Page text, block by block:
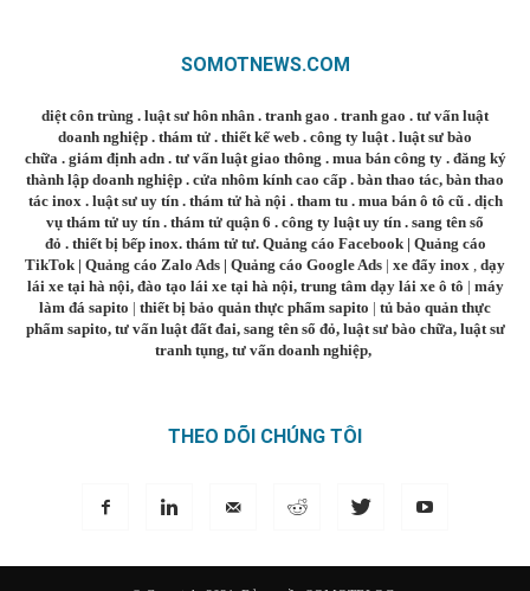
SOMOTNEWS.COM
diệt côn trùng . luật sư hôn nhân . tranh gao . tranh gao . tư vấn luật
doanh nghiệp . thám tử . thiết kế web . công ty luật . luật sư bào
chữa . giám định adn. tư vấn luật giao thông . mua bán công ty. đăng ký
thành lập doanh nghiệp . cửa nhôm kính cao cấp . bàn thao tác, bàn thao
tác inox . luật sư uy tín. thám tử hà nội . tham tu. mua bán ô tô cũ. dịch
vụ thám tử uy tín . thám tử quận 6 . công ty luật uy tín . sang tên sổ
đỏ . thiết bị bếp inox. thám tử tư. Quảng cáo Facebook| Quảng cáo
TikTok | Quảng cáo Zalo Ads | Quảng cáo Google Ads | xe đẩy inox
dạy
lái xe tại hà nội, đào tạo lái xe tại hà nội, trung tâm dạy lái xe ô tô | máy
làm đá sapito | thiết bị bảo quản thực phẩm sapito | tủ bảo quản thực
phẩm sapito, tư vấn luật đất đai, sang tên sổ đỏ, luật sư bào chữa, luật sư
tranh tụng, tư vấn doanh nghiệp,
THEO DÕI CHÚNG TÔI